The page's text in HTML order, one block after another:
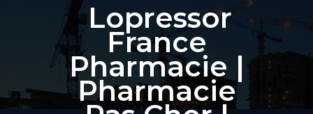
Lopressor
France
Pharmacie |
Pharmacie